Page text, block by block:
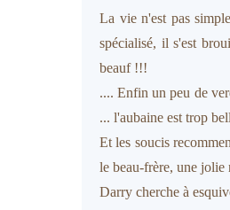
La vie n'est pas
spécialisé, il s'est
beauf !!!
.... Enfin un peu de
... l'aubaine est trop
Et les soucis
le beau-frère, une jolie
Darry cherche à